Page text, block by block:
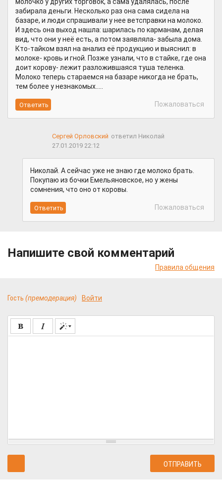
забирала деньги. Несколько раз она сама сидела на
базаре, и люди спрашивали у нее ветсправки на молоко.
И здесь она выход нашла: шарилась по карманам, делая
вид, что они у неё есть, а потом заявляла- забыла дома.
Кто-тайком взял на анализ её продукцию и выяснил: в
молоке- кровь и гной. Позже узнали, что в стайке, где она
доит корову- лежит разложившаяся туша теленка.
Молоко теперь стараемся на базаре никогда не брать,
тем более у незнакомых.....
Пожаловаться
Сергей Орловский ответил Николай
27.01.2019 22:12
Николай. А сейчас уже не знаю где молоко брать.
Покупаю из бочки Емельяновское, но у жены
сомнения, что оно от коровы.
Пожаловаться
Напишите свой комментарий
Правила общения
Гость (премодерация) Войти